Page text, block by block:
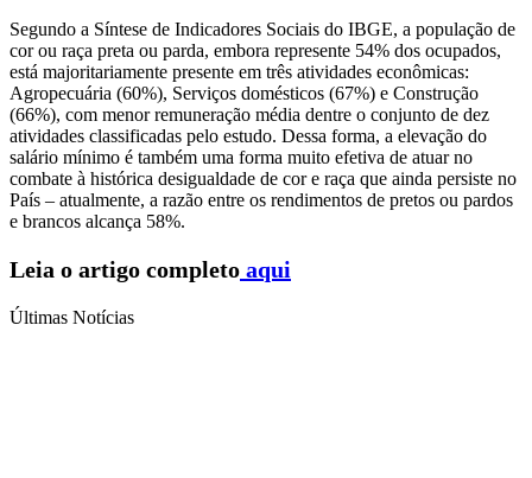
Segundo a Síntese de Indicadores Sociais do IBGE, a população de
cor ou raça preta ou parda, embora represente 54% dos ocupados,
está majoritariamente presente em três atividades econômicas:
Agropecuária (60%), Serviços domésticos (67%) e Construção
(66%), com menor remuneração média dentre o conjunto de dez
atividades classificadas pelo estudo. Dessa forma, a elevação do
salário mínimo é também uma forma muito efetiva de atuar no
combate à histórica desigualdade de cor e raça que ainda persiste no
País – atualmente, a razão entre os rendimentos de pretos ou pardos
e brancos alcança 58%.
Leia o artigo completo aqui
Últimas Notícias